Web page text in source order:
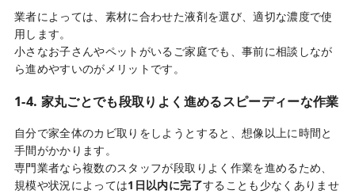
業者によっては、素材に合わせた液剤を選び、適切な濃度で使
用します。
小さなお子さんやペットがいるご家庭でも、事前に相談しなが
ら進めやすいのがメリットです。
1-4. 家丸ごとでも段取りよく進めるスピーディーな作業
自分で家全体のカビ取りをしようとすると、想像以上に時間と
手間がかかります。
専門業者なら複数のスタッフが段取りよく作業を進めるため、
規模や状況によっては1日以内に完了することも少なくありませ